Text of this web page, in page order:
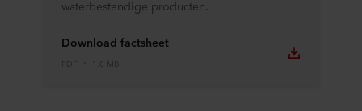
waterbestendige producten.
Download factsheet
PDF 1.0 MB